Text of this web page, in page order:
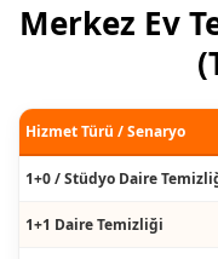
Merkez Ev
Hizmet Türü / Senaryo
1+0 / Stüdyo Daire
1+1 Daire Temizliği